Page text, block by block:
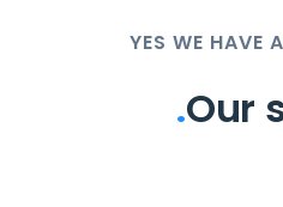
YES WE HAVE
Our
.